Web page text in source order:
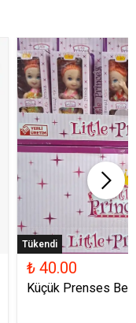
Tükendi
₺ 40.00
Küçük Prenses